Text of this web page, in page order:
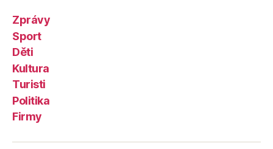
Zprávy
Sport
Děti
Kultura
Turisti
Politika
Firmy